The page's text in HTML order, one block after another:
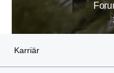
Karriär